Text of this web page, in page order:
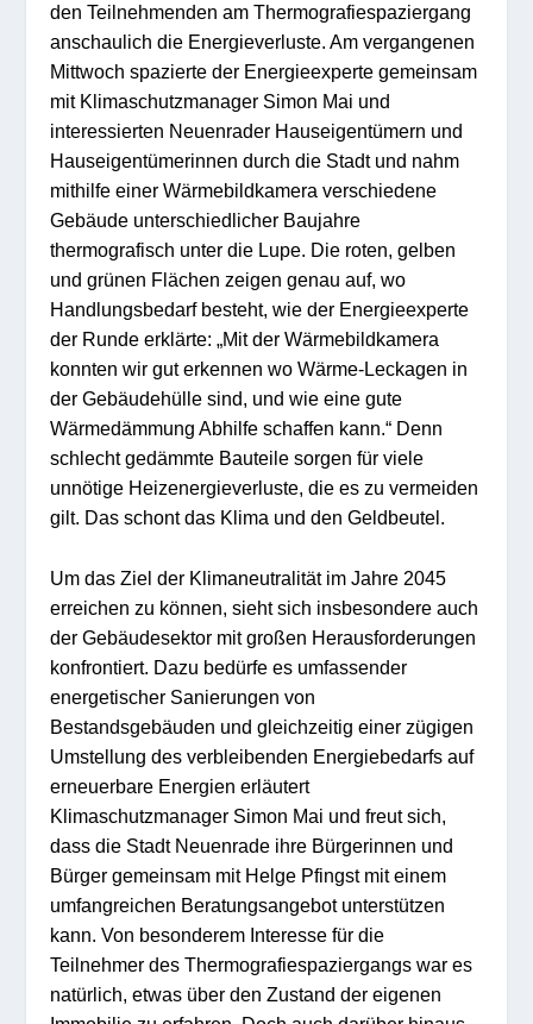
den Teilnehmenden am Thermografiespaziergang
anschaulich die Energieverluste. Am vergangenen
Mittwoch spazierte der Energieexperte gemeinsam
mit Klimaschutzmanager Simon Mai und
interessierten Neuenrader Hauseigentümern und
Hauseigentümerinnen durch die Stadt und nahm
mithilfe einer Wärmebildkamera verschiedene
Gebäude unterschiedlicher Baujahre
thermografisch unter die Lupe. Die roten, gelben
und grünen Flächen zeigen genau auf, wo
Handlungsbedarf besteht, wie der Energieexperte
der Runde erklärte: „Mit der Wärmebildkamera
konnten wir gut erkennen wo Wärme-Leckagen in
der Gebäudehülle sind, und wie eine gute
Wärmedämmung Abhilfe schaffen kann.“ Denn
schlecht gedämmte Bauteile sorgen für viele
unnötige Heizenergieverluste, die es zu vermeiden
gilt. Das schont das Klima und den Geldbeutel.
Um das Ziel der Klimaneutralität im Jahre 2045
erreichen zu können, sieht sich insbesondere auch
der Gebäudesektor mit großen Herausforderungen
konfrontiert. Dazu bedürfe es umfassender
energetischer Sanierungen von
Bestandsgebäuden und gleichzeitig einer zügigen
Umstellung des verbleibenden Energiebedarfs auf
erneuerbare Energien erläutert
Klimaschutzmanager Simon Mai und freut sich,
dass die Stadt Neuenrade ihre Bürgerinnen und
Bürger gemeinsam mit Helge Pfingst mit einem
umfangreichen Beratungsangebot unterstützen
kann. Von besonderem Interesse für die
Teilnehmer des Thermografiespaziergangs war es
natürlich, etwas über den Zustand der eigenen